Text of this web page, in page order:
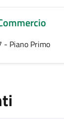
- Piano Primo